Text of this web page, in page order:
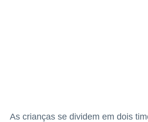
As crianças se dividem em dois